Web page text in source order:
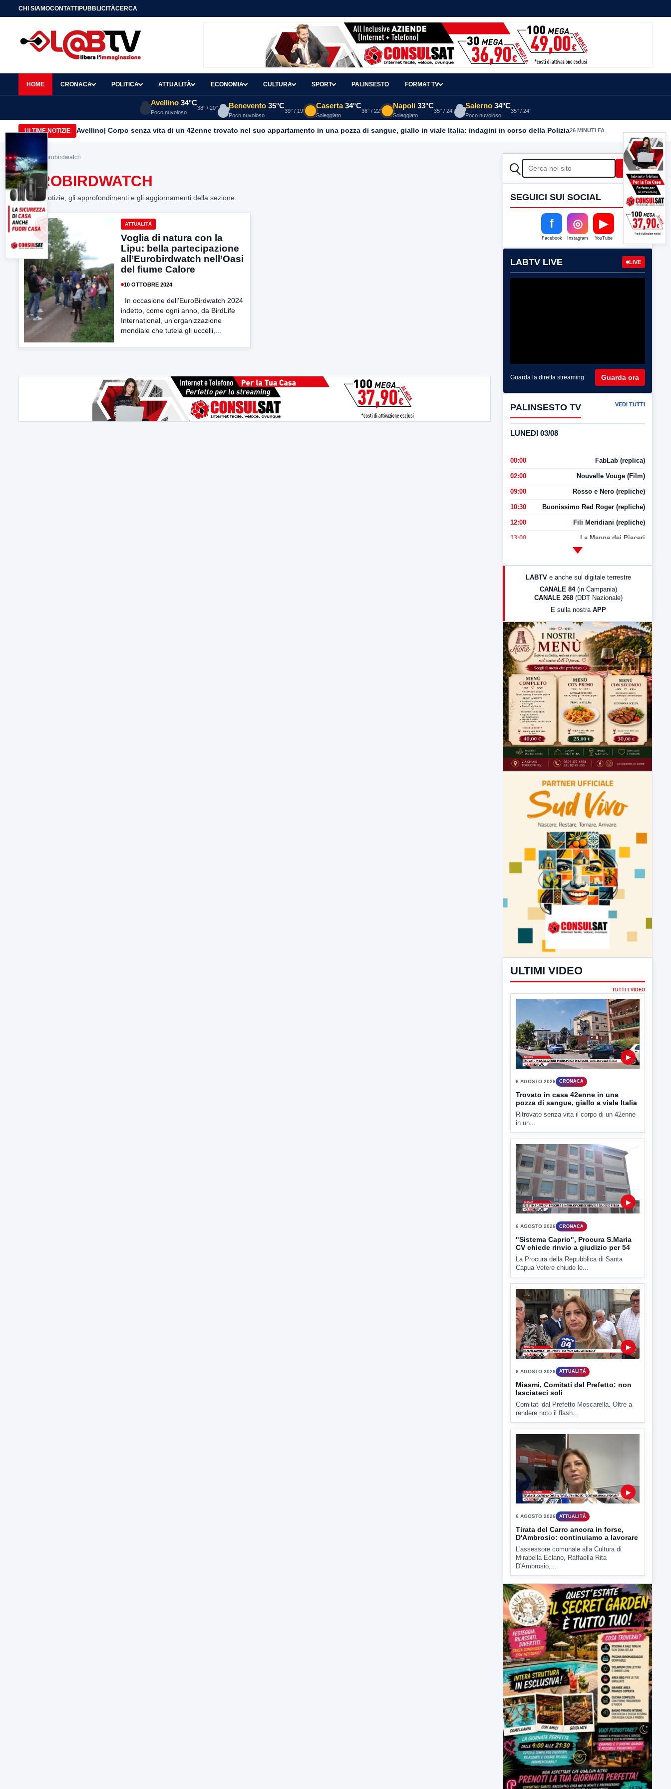
CHI SIAMOCONTATTIPUBBLICITÀCERCA
HOME CRONACA POLITICA ATTUALITÀ ECONOMIA CULTURA SPORT PALINSESTO FORMAT TV
Avellino 34°C
Poco nuvoloso
38° / 20° Benevento 35°C
Poco nuvoloso
39° / 19°
Caserta 34°C
Soleggiato
36° / 22°
Napoli 33°C
Soleggiato
35° / 24°
Salerno 34°C
Poco nuvoloso
35° / 24°
ULTIME NOTIZIE Avellino| Corpo senza vita di un 42enne trovato nel suo appartamento in una pozza di sangue, giallo in viale Italia: indagini in corso della Polizia26 MINUTI FA
Home> Eurobirdwatch
EUROBIRDWATCH
Tutte le notizie, gli approfondimenti e gli aggiornamenti della sezione.
ATTUALITÀ
Voglia di natura con la
Lipu: bella partecipazione
all’Eurobirdwatch nell’Oasi
del fiume Calore
10 OTTOBRE 2024
In occasione dell’EuroBirdwatch 2024
indetto, come ogni anno, da BirdLife
International, un’organizzazione
mondiale che tutela gli uccelli,...
CERCA Cerca
SEGUICI SUI SOCIAL
f
Facebook
◎
Instagram
▶
YouTube
LABTV LIVE LIVE
Guarda la diretta streaming Guarda ora
PALINSESTO TV VEDI TUTTI
LUNEDI 03/08
00:00 FabLab (replica)
02:00 Nouvelle Vouge (Film)
09:00 Rosso e Nero (repliche)
10:30 Buonissimo Red Roger (repliche)
12:00 Fili Meridiani (repliche)
13:00 La Mappa dei Piaceri
LabNews (Diretta)
23:00 LabNews (replica)
LABTV e anche sul digitale terrestre
CANALE 84 (in Campania)
CANALE 268 (DDT Nazionale)
E sulla nostra APP
ULTIMI VIDEO
TUTTI I VIDEO
▶
6 AGOSTO 2026 CRONACA
Trovato in casa 42enne in una
pozza di sangue, giallo a viale Italia
Ritrovato senza vita il corpo di un 42enne
in un...
▶
6 AGOSTO 2026 CRONACA
"Sistema Caprio", Procura S.Maria
CV chiede rinvio a giudizio per 54
La Procura della Repubblica di Santa
Capua Vetere chiude le...
▶
6 AGOSTO 2026 ATTUALITÀ
Miasmi, Comitati dal Prefetto: non
lasciateci soli
Comitati dal Prefetto Moscarella. Oltre a
rendere noto il flash...
▶
6 AGOSTO 2026 ATTUALITÀ
Tirata del Carro ancora in forse,
D'Ambrosio: continuiamo a lavorare
L'assessore comunale alla Cultura di
Mirabella Eclano, Raffaella Rita
D'Ambrosio,...